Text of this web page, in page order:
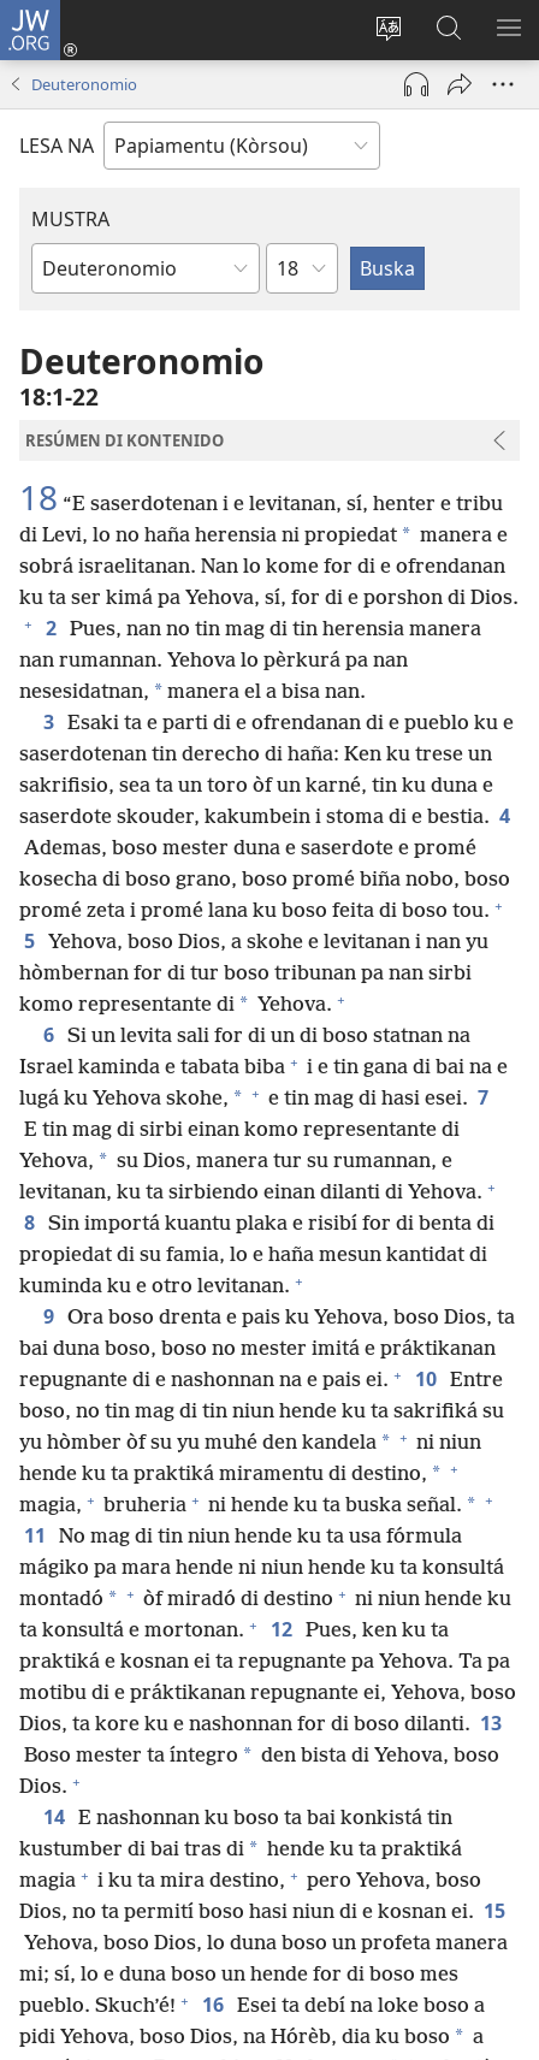
JW.ORG
Kambia
idioma
di
Log
(opens
window)
Buska
Riba
JW.ORG
Deuteronomio
LESA NA
MUSTRA
Buki
Beibel
Kapítulo
Deuteronomio
18:1-22
RESÚMEN DI KONTENIDO
18 “E saserdotenan i e levitanan, sí, henter e tribu
di Levi, lo no haña herensia ni propiedat * manera e
sobrá israelitanan. Nan lo kome for di e ofrendanan
ku ta ser kimá pa Yehova, sí, for di e porshon di Dios.
+ 2 Pues, nan no tin mag di tin herensia manera
nan rumannan. Yehova lo pèrkurá pa nan
nesesidatnan, * manera el a bisa nan.
3 Esaki ta e parti di e ofrendanan di e pueblo ku e
saserdotenan tin derecho di haña: Ken ku trese un
sakrifisio, sea ta un toro òf un karné, tin ku duna e
saserdote skouder, kakumbein i stoma di e bestia. 4
Ademas, boso mester duna e saserdote e promé
kosecha di boso grano, boso promé biña nobo, boso
promé zeta i promé lana ku boso feita di boso tou. +
5
Yehova, boso Dios, a skohe e levitanan i nan yu
hòmbernan for di tur boso tribunan pa nan sirbi
komo representante di * Yehova. +
6 Si un levita sali for di un di boso statnan na
Israel kaminda e tabata biba + i e tin gana di bai na e
lugá ku Yehova skohe, * + e tin mag di hasi esei. 7
E tin mag di sirbi einan komo representante di
Yehova, * su Dios, manera tur su rumannan, e
levitanan, ku ta sirbiendo einan dilanti di Yehova. +
8 Sin importá kuantu plaka e risibí for di benta di
propiedat di su famia, lo e haña mesun kantidat di
kuminda ku e otro levitanan. +
9 Ora boso drenta e pais ku Yehova, boso Dios, ta
bai duna boso, boso no mester imitá e práktikanan
repugnante di e nashonnan na e pais ei. + 10 Entre
boso, no tin mag di tin niun hende ku ta sakrifiká su
yu hòmber òf su yu muhé den kandela * + ni niun
hende ku ta praktiká miramentu di destino, * +
magia, + bruheria + ni hende ku ta buska señal. * +
11
No mag di tin niun hende ku ta usa fórmula
mágiko pa mara hende ni niun hende ku ta konsultá
montadó * + òf miradó di destino + ni niun hende ku
ta konsultá e mortonan. + 12 Pues, ken ku ta
praktiká e kosnan ei ta repugnante pa Yehova. Ta pa
motibu di e práktikanan repugnante ei, Yehova, boso
Dios, ta kore ku e nashonnan for di boso dilanti. 13
Boso mester ta íntegro * den bista di Yehova, boso
Dios. +
14 E nashonnan ku boso ta bai konkistá tin
kustumber di bai tras di * hende ku ta praktiká
magia + i ku ta mira destino, + pero Yehova, boso
Dios, no ta permití boso hasi niun di e kosnan ei. 15
Yehova, boso Dios, lo duna boso un profeta manera
mi; sí, lo e duna boso un hende for di boso mes
pueblo. Skuch’é! + 16 Esei ta debí na loke boso a
pidi Yehova, boso Dios, na Hórèb, dia ku boso * a